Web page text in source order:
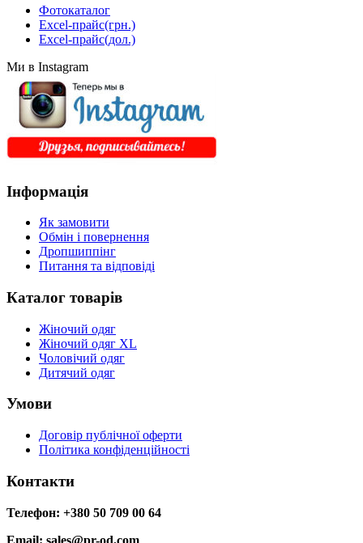
Фотокаталог
Excel-прайс(грн.)
Excel-прайс(дол.)
Ми в Instagram
Інформація
Як замовити
Обмін і повернення
Дропшиппінг
Питання та відповіді
Каталог товарів
Жіночий одяг
Жіночий одяг XL
Чоловічий одяг
Дитячий одяг
Умови
Договір публічної оферти
Політика конфіденційності
Контакти
Телефон: +380 50 709 00 64
Email: sales@pr-od.com